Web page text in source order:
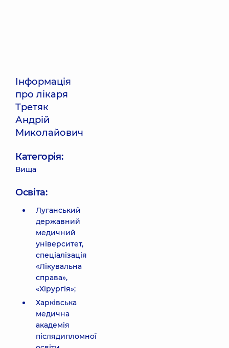
Інформація
про лікаря
Третяк
Андрій
Миколайович
Категорія:
Вища
Освіта:
Луганський
державний
медичний
університет,
спеціалізація
«Лікувальна
справа»,
«Хірургія»;
Харківська
медична
академія
післядипломної